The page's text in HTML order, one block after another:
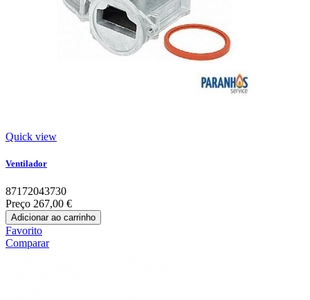
Quick view
Ventilador
87172043730
Preço 267,00 €
Adicionar ao carrinho
Favorito
Comparar